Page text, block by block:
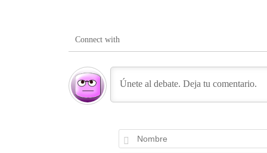
Connect with